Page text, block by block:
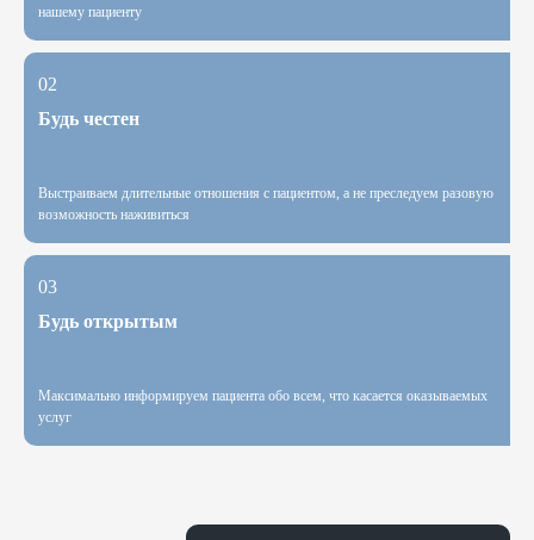
нашему пациенту
02
Будь честен
Выстраиваем длительные отношения с пациентом, а не преследуем разовую
возможность наживиться
03
Будь открытым
Максимально информируем пациента обо всем, что касается оказываемых
услуг